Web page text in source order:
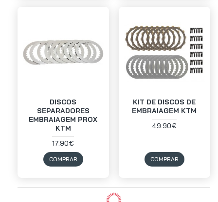
DISCOS
SEPARADORES
EMBRAIAGEM PROX
KTM
17.90€
COMPRAR
KIT DE DISCOS DE
EMBRAIAGEM KTM
49.90€
COMPRAR